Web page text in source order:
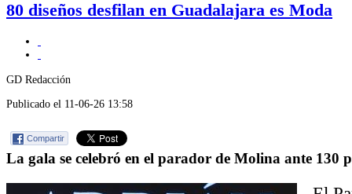
80 diseños desfilan en Guadalajara es Moda
GD Redacción
Publicado el 11-06-26 13:58
Compartir
La gala se celebró en el parador de Molina ante 130